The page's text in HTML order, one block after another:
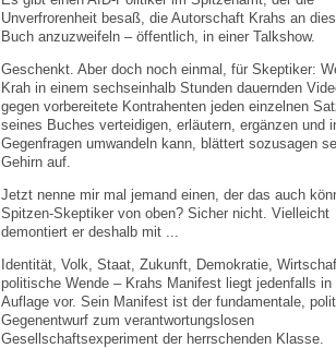
Unverfrorenheit besaß, die Autorschaft Krahs an
Buch anzuzweifeln – öffentlich, in einer Talkshow.
Geschenkt. Aber doch noch einmal, für Skeptiker:
Krah in einem sechseinhalb Stunden dauernden
gegen vorbereitete Kontrahenten jeden einzelnen
seines Buches verteidigen, erläutern, ergänzen und
Gegenfragen umwandeln kann, blättert sozusagen
Gehirn auf.
Jetzt nenne mir mal jemand einen, der das auch
Spitzen-Skeptiker von oben? Sicher nicht. Vielleicht
demontiert er deshalb mit ...
Identität, Volk, Staat, Zukunft, Demokratie,
politische Wende – Krahs Manifest liegt jedenfalls in
Auflage vor. Sein Manifest ist der fundamentale,
Gegenentwurf zum verantwortungslosen
Gesellschaftsexperiment der herrschenden Klasse.